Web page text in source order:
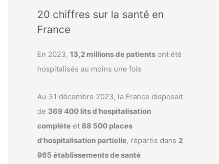
20 chiffres sur la santé en
France
En 2023, 13,2 millions de patients ont été
hospitalisés au moins une fois
Au 31 décembre 2023, la France disposait
de 369 400 lits d’hospitalisation
complète et 88 500 places
d’hospitalisation partielle, répartis dans 2
965 établissements de santé